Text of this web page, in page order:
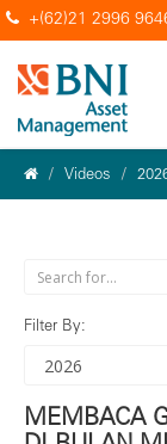
+(62)21 2996
Videos
Filter By:
MEMBACA